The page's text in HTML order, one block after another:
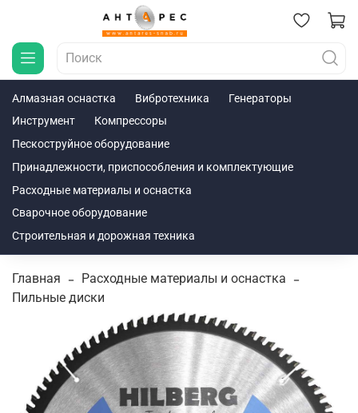
Алмазная оснастка Вибротехника
Генераторы
Инструмент
Компрессоры
Пескоструйное оборудование
Принадлежности, приспособления и комплектующие
Расходные материалы и оснастка
Сварочное оборудование
Строительная и дорожная техника
Главная
Расходные материалы и оснастка
Пильные диски